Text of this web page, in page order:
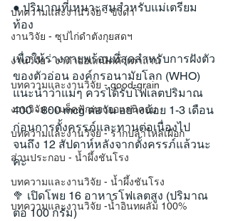
บทความและงานวิจัย - ขิงดำ
งานวิจัย - ซุปไก่ดำตังกุยสดฯ
งานวิจัย - งาดำออแกนิคคั่วเตาถ่าน
บทความและงานวิจัย - good-grain
งานวิจัย - เมล็ดฟักทองออแกนิคอบ
บทความและงานวิจัย - รากปลาไหลเผือก
ส่วนประกอบ - น้ำผึ้งชันโรง
บทความและงานวิจัย - น้ำผึ้งชันโรง
บทความและงานวิจัย -น้ำอินทผลัม 100%
● ปริมาณที่เหมาะสมสำหรับแม่เตรียม
ท้อง
เพื่อให้ร่างกายพร้อมที่สุดสำหรับการฝังตัว
ของตัวอ่อน องค์กรอนามัยโลก (WHO)
แนะนำว่าแม่ๆ ควรได้รับโฟเลตปริมาณ
400 - 800 mcg ต่อวัน อย่างน้อย 1-3 เดือน
ก่อนการตั้งครรภ์และทานต่อเนื่องไป
จนถึง 12 สัปดาห์หลังจากตั้งครรภ์แล้วนะ
คะ
🥦 เปิดโพย 16 อาหารโฟเลตสูง (ปริมาณ
ต่อ 100 กรัม)